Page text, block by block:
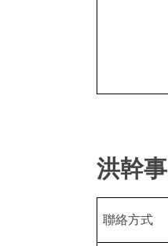
洪幹事
聯絡方式